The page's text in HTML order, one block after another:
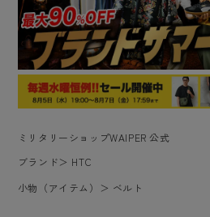
ミリタリーショップWAIPER 公式
ブランド＞ HTC
小物（アイテム）
＞ ベルト